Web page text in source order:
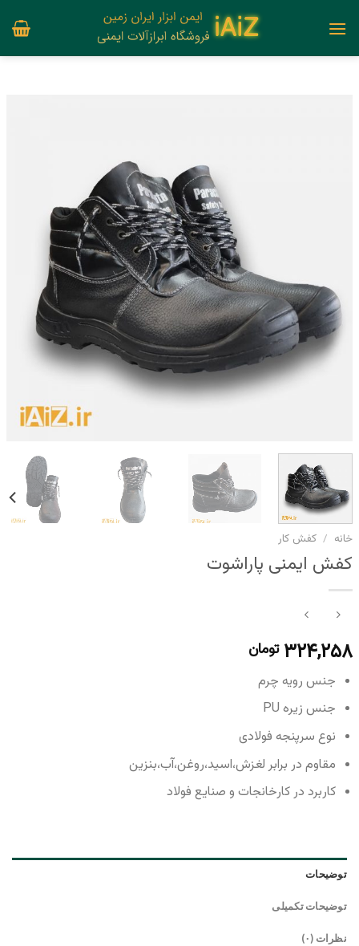
خانه / کفش کار
کفش ایمنی پاراشوت
۳۲۴,۲۵۸ تومان
جنس رویه چرم
جنس زیره PU
نوع سرپنجه فولادی
مقاوم در برابر لغزش،اسید،روغن،آب،بنزین
کاربرد در کارخانجات و صنایع فولاد
توضیحات
توضیحات تکمیلی
نظرات (۰)